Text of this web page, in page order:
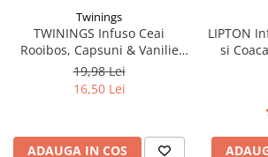
Twinings
TWININGS Infuso Ceai
Rooibos, Capsuni & Vanilie
20x2g
19,98 Lei
16,50 Lei
ADAUGA IN COS
LIPTON
si